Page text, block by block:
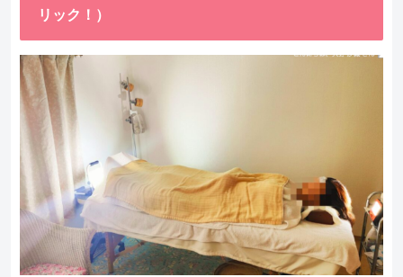
リック！）